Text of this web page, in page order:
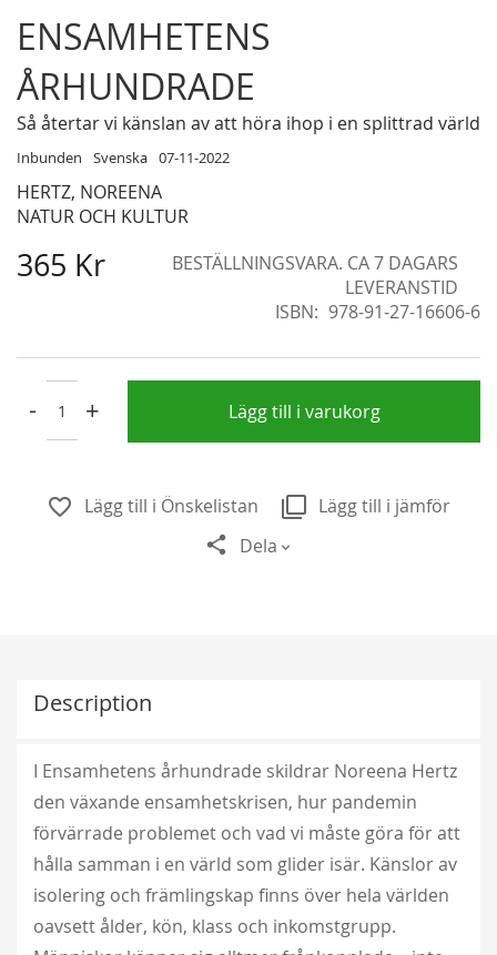
ENSAMHETENS
ÅRHUNDRADE
Så återtar vi känslan av att höra ihop i en splittrad värld
Inbunden Svenska 07-11-2022
HERTZ, NOREENA
NATUR OCH KULTUR
365 Kr
BESTÄLLNINGSVARA. CA 7 DAGARS
LEVERANSTID
ISBN
978-91-27-16606-6
- + Lägg till i varukorg
Lägg till i Önskelistan
Lägg till i jämför
Dela
Skip
to
the
beginning
of
images
gallery
Description
I Ensamhetens århundrade skildrar Noreena Hertz
den växande ensamhetskrisen, hur pandemin
förvärrade problemet och vad vi måste göra för att
hålla samman i en värld som glider isär. Känslor av
isolering och främlingskap finns över hela världen
oavsett ålder, kön, klass och inkomstgrupp.